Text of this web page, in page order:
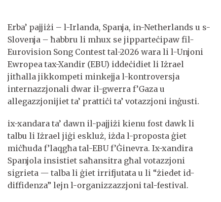
Erba’ pajjiżi – l-Irlanda, Spanja, in-Netherlands u s-
Slovenja – ħabbru li mhux se jipparteċipaw fil-
Eurovision Song Contest tal-2026 wara li l-Unjoni
Ewropea tax-Xandir (EBU) iddeċidiet li Iżrael
jitħalla jikkompeti minkejja l-kontroversja
internazzjonali dwar il-gwerra f’Gaza u
allegazzjonijiet ta’ prattiċi ta’ votazzjoni inġusti.
ix-xandara ta’ dawn il-pajjiżi kienu fost dawk li
talbu li Iżrael jiġi eskluż, iżda l-proposta ġiet
miċħuda f’laqgħa tal-EBU f’Ġinevra. Ix-xandira
Spanjola insistiet saħansitra għal votazzjoni
sigrieta — talba li ġiet irrifjutata u li “żiedet id-
diffidenza” lejn l-organizzazzjoni tal-festival.